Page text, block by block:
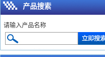
产品搜索
请输入产品名称